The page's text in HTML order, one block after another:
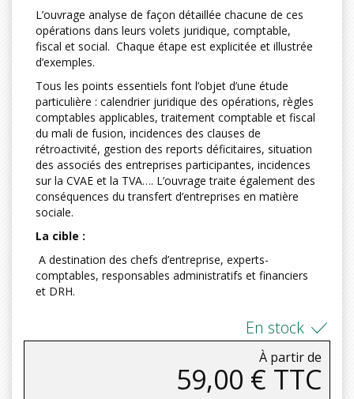
L’ouvrage analyse de façon détaillée chacune de ces
opérations dans leurs volets juridique, comptable,
fiscal et social. Chaque étape est explicitée et illustrée
d’exemples.
Tous les points essentiels font l’objet d’une étude
particulière : calendrier juridique des opérations, règles
comptables applicables, traitement comptable et fiscal
du mali de fusion, incidences des clauses de
rétroactivité, gestion des reports déficitaires, situation
des associés des entreprises participantes, incidences
sur la CVAE et la TVA…. L’ouvrage traite également des
conséquences du transfert d’entreprises en matière
sociale.
La cible :
A destination des chefs d’entreprise, experts-
comptables, responsables administratifs et financiers
et DRH.
En stock
À partir de
59,00 € TTC